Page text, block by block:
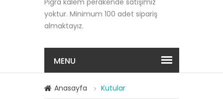
Pigra kalem perakende satışımız
yoktur. Minimum 100 adet sipariş
almaktayız.
MENU
Anasayfa Kutular